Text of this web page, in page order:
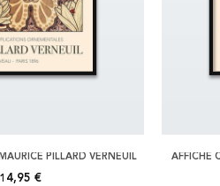
PILLARD VERNEUIL
14,95 €
AFFICHE